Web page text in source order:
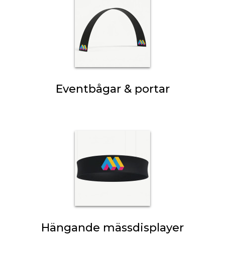
Eventbågar & portar
Hängande mässdisplayer